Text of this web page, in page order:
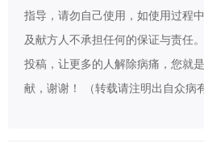
指导，请勿自己使用，如使用过程
及献方人不承担任何的保证与责任
投稿，让更多的人解除病痛，您就
献，谢谢！ （转载请注明出自众病